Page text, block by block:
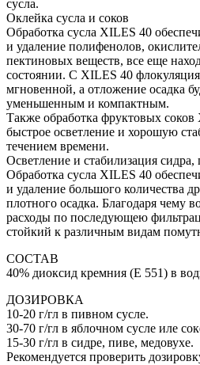
сусла.
Оклейка сусла и соков
Обработка сусла XILES 40
и удаление полифенолов,
пектиновых веществ, все еще
состоянии. С XILES 40 флокуляция
мгновенной, а отложение осадка
уменьшенным и компактным.
Также обработка фруктовых
быстрое осветление и хорошую
течением времени.
Осветление и стабилизация сидра,
Обработка сусла XILES 40
и удаление большого количества
плотного осадка. Благодаря чему
расходы по последующею
стойкий к различным видам
СОСТАВ
40% диоксид кремния (Е 551) в
ДОЗИРОВКА
10-20 г/гл в пивном сусле.
30-70 г/гл в яблочном сусле иле
15-30 г/гл в сидре, пиве, медовухе.
Рекомендуется проверить